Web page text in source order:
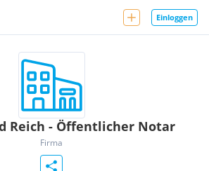
Einloggen
Reich - Öffentlicher Notar
Firma